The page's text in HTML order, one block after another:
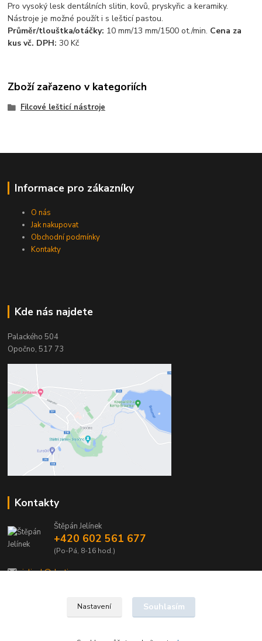
Pro vysoký lesk dentálních slitin, kovů, pryskyřic a keramiky.
Nástroje je možné použít i s lešticí pastou.
Průměr/tlouštka/otáčky: 10 mm/13 mm/1500 ot./min. Cena za
kus vč. DPH: 30 Kč
Zboží zařazeno v kategoriích
Filcové lešticí nástroje
Informace pro zákazníky
O nás
Jak nakupovat
Obchodní podmínky
Kontakty
Kde nás najdete
Palackého 504
Opočno, 517 73
Kontakty
Štěpán Jelínek
+420 602 561 677
(Po-Pá, 8-16 hod.)
jelinek@dentia.cz
Nastavení Souhlasím